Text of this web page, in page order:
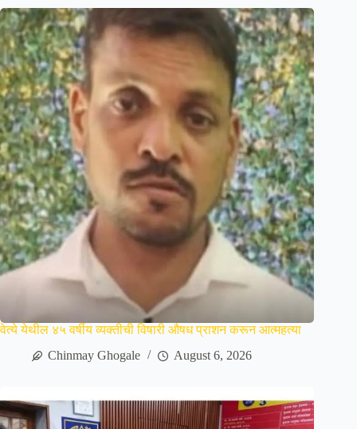
वेत्ये येथील ४५ वर्षीय व्यक्तीची विषारी औषध प्राशन करून आत्महत्या
Chinmay Ghogale
August 6, 2026